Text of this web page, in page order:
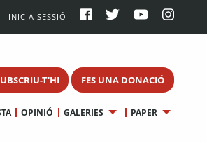
INICIA SESSIÓ
T'HI FES UNA DONACIÓ
OPINIÓ GALERIES PAPER